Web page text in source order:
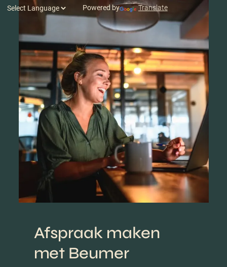
Powered by Translate
Afspraak maken
met Beumer